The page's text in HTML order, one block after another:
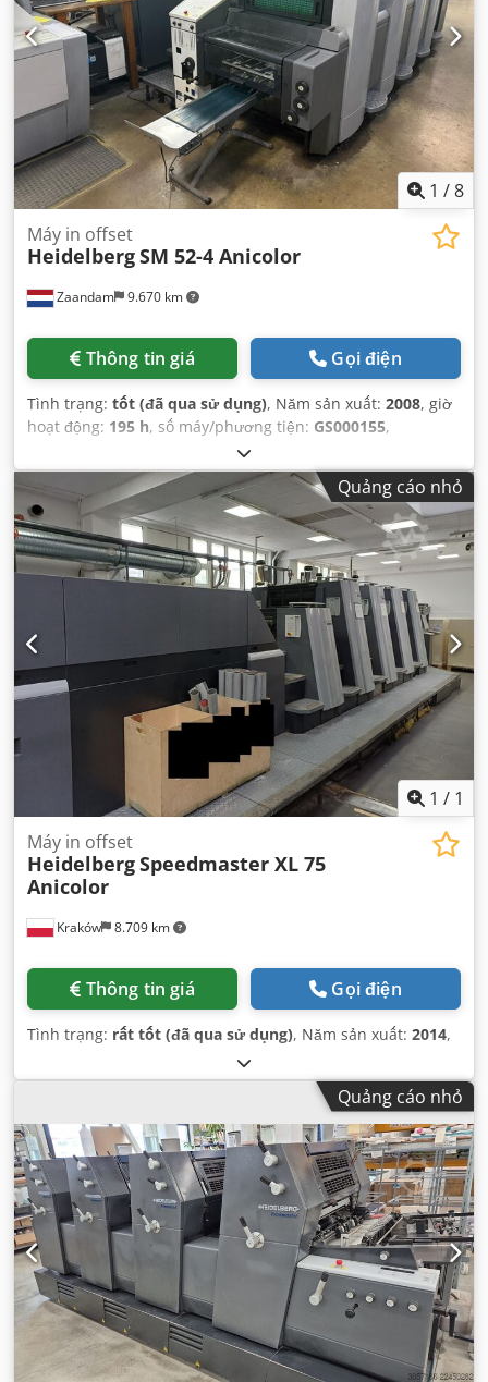
1 /8
Zaandam 9.670 km
Máy in offset
HeidelbergSM 52-4 Anicolor
Thông tin giá Gọi điện
Tình trạng: tốt (đã qua sử dụng), Năm sản xuất: 2008, giờ
hoạt động: 195 h, số máy/phương tiện: GS000155,
Quảng cáo nhỏ
1 / 1
Kraków 8.709 km
Máy in offset
HeidelbergSpeedmaster XL 75
Anicolor
Thông tin giá Gọi điện
Tình trạng: rất tốt (đã qua sử dụng), Năm sản xuất: 2014,
Quảng cáo nhỏ